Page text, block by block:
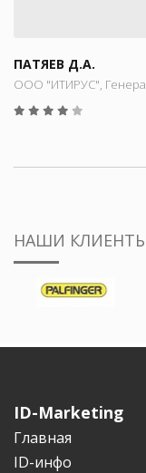
ПАТЯЕВ Д.А.
ООО "ИТИРУС",
НАШИ
ID-Marketing
Главная
ID-инфо